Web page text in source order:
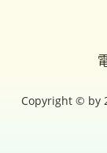
Copyright © by